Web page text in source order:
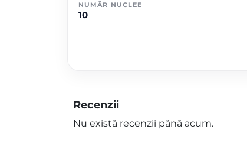
NUMĂR NUCLEE
10
Recenzii
Nu există recenzii până acum.